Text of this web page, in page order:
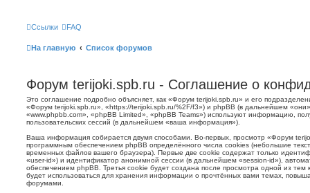
Ссылки FAQ
На главную Список форумов
Форум terijoki.spb.ru - Соглашение о
Это соглашение подробно объясняет, как «Форум terijoki.spb.ru» и его
«Форум terijoki.spb.ru», «https://terijoki.spb.ru/%2F/f3») и phpBB (в дальнейшем
«www.phpbb.com», «phpBB Limited», «phpBB Teams») используют информацию,
пользовательских сессий (в дальнейшем «ваша информация»).
Ваша информация собирается двумя способами. Во-первых, просмотр «Форум
программным обеспечением phpBB определённого числа cookies (небольшие
временных файлов вашего браузера). Первые две cookie содержат только
«user-id») и идентификатор анонимной сессии (в дальнейшем «session-id»),
обеспечением phpBB. Третья cookie будет создана после просмотра одной из
будет использоваться для хранения информации о прочтённых вами темах,
форумами.